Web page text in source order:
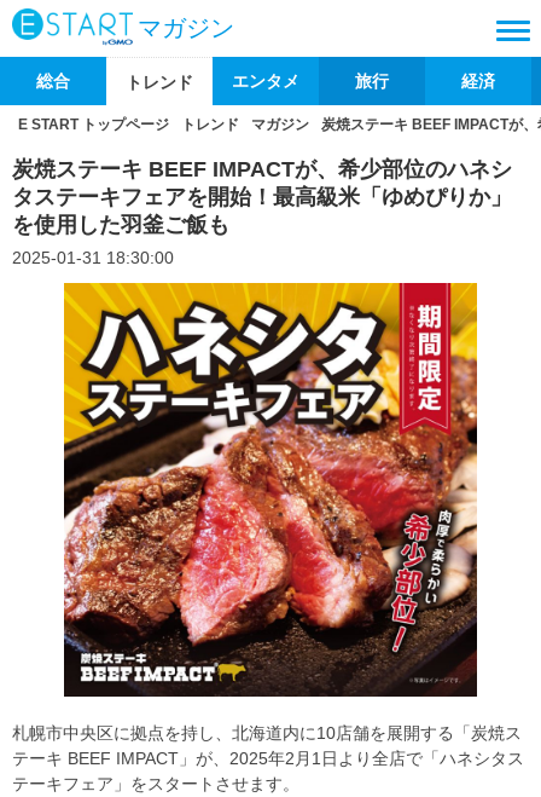
マガジン
総合 トレンド エンタメ 旅行 経済
E START トップページ トレンド マガジン 炭焼ステーキ BEEF IMPACTが
炭焼ステーキ BEEF IMPACTが、希少部位のハネシ
タステーキフェアを開始！最高級米「ゆめぴりか」
を使用した羽釜ご飯も
2025-01-31 18:30:00
札幌市中央区に拠点を持し、北海道内に10店舗を展開する「炭焼ス
テーキ BEEF IMPACT」が、2025年2月1日より全店で「ハネシタス
テーキフェア」をスタートさせます。